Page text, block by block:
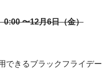
0:00 〜12月6日（金）
できるブラックフライデー